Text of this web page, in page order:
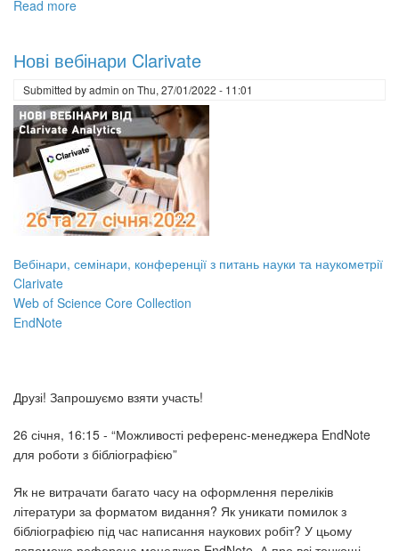
Read more
of
Science
українською.
Червень
2022
Нові вебінари Clarivate
Submitted byadmin on Thu, 27/01/2022 - 11:01
Вебінари, семінари, конференції з питань науки та наукометрії
Clarivate
Web of Science Core Collection
EndNote
Друзі! Запрошуємо взяти участь!
26 січня, 16:15 - “Можливості референс-менеджера EndNote
для роботи з бібліографією”
Як не витрачати багато часу на оформлення переліків
літератури за форматом видання? Як уникати помилок з
бібліографією під час написання наукових робіт? У цьому